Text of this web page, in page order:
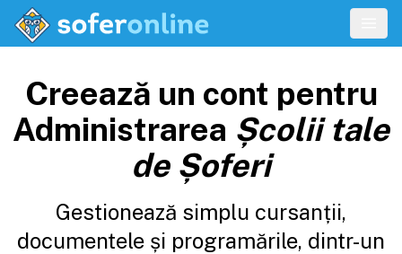
Creează un cont pentru
Administrarea Școlii tale
de Șoferi
Gestionează simplu cursanții,
documentele și programările, dintr-un